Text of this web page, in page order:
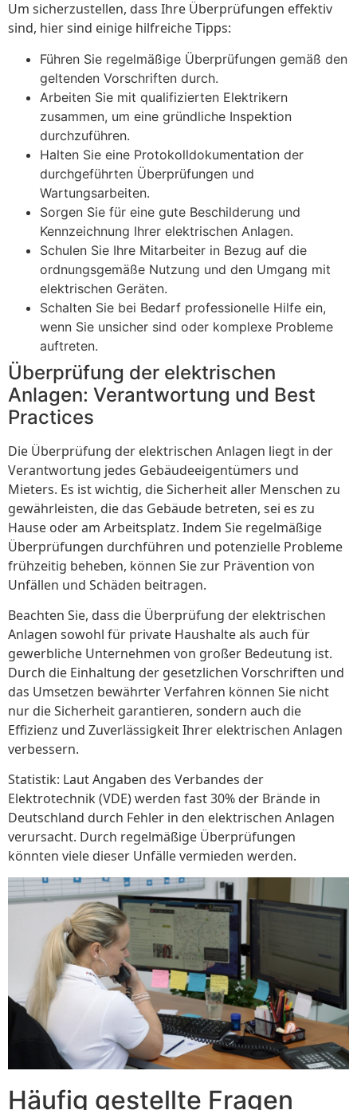
Um sicherzustellen, dass Ihre Überprüfungen effektiv
sind, hier sind einige hilfreiche Tipps:
Führen Sie regelmäßige Überprüfungen gemäß den
geltenden Vorschriften durch.
Arbeiten Sie mit qualifizierten Elektrikern
zusammen, um eine gründliche Inspektion
durchzuführen.
Halten Sie eine Protokolldokumentation der
durchgeführten Überprüfungen und
Wartungsarbeiten.
Sorgen Sie für eine gute Beschilderung und
Kennzeichnung Ihrer elektrischen Anlagen.
Schulen Sie Ihre Mitarbeiter in Bezug auf die
ordnungsgemäße Nutzung und den Umgang mit
elektrischen Geräten.
Schalten Sie bei Bedarf professionelle Hilfe ein,
wenn Sie unsicher sind oder komplexe Probleme
auftreten.
Überprüfung der elektrischen
Anlagen: Verantwortung und Best
Practices
Die Überprüfung der elektrischen Anlagen liegt in der
Verantwortung jedes Gebäudeeigentümers und
Mieters. Es ist wichtig, die Sicherheit aller Menschen zu
gewährleisten, die das Gebäude betreten, sei es zu
Hause oder am Arbeitsplatz. Indem Sie regelmäßige
Überprüfungen durchführen und potenzielle Probleme
frühzeitig beheben, können Sie zur Prävention von
Unfällen und Schäden beitragen.
Beachten Sie, dass die Überprüfung der elektrischen
Anlagen sowohl für private Haushalte als auch für
gewerbliche Unternehmen von großer Bedeutung ist.
Durch die Einhaltung der gesetzlichen Vorschriften und
das Umsetzen bewährter Verfahren können Sie nicht
nur die Sicherheit garantieren, sondern auch die
Effizienz und Zuverlässigkeit Ihrer elektrischen Anlagen
verbessern.
Statistik: Laut Angaben des Verbandes der
Elektrotechnik (VDE) werden fast 30% der Brände in
Deutschland durch Fehler in den elektrischen Anlagen
verursacht. Durch regelmäßige Überprüfungen
könnten viele dieser Unfälle vermieden werden.
Häufig gestellte Fragen